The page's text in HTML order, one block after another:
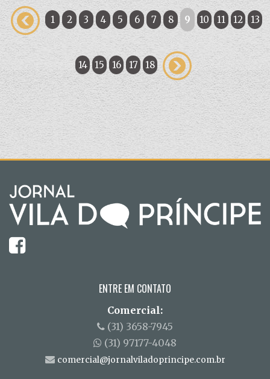
1 2 3 4 5 6 7 8 9 10 11 12 13
14 15 16 17 18
ENTRE EM CONTATO
Comercial:
(31) 3658-7945
(31) 97177-4048
comercial@jornalviladoprincipe.com.br